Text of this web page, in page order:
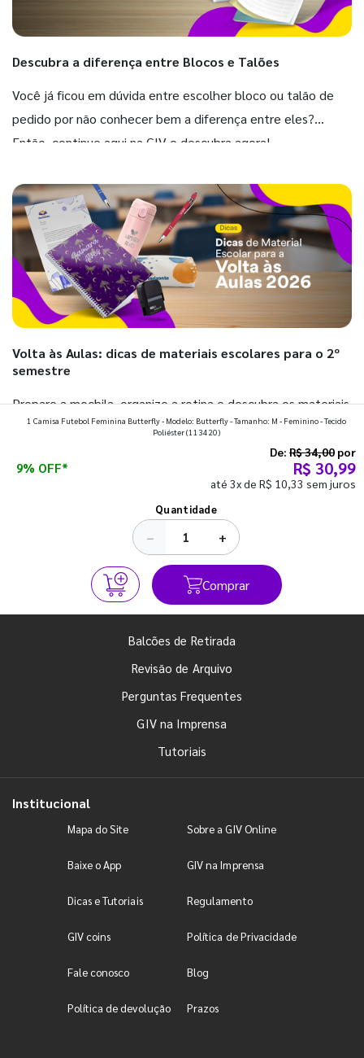
Descubra a diferença entre Blocos e Talões
Você já ficou em dúvida entre escolher bloco ou talão de
pedido por não conhecer bem a diferença entre eles?
Então, continue aqui na GIV e descubra agora!
Volta às Aulas: dicas de materiais escolares para o 2º
semestre
Prepare a mochila, organize a rotina e descubra os materiais
que fazem toda diferença para começar o segundo
1 Camisa Futebol Feminina Butterfly - Modelo: Butterfly - Tamanho: M - Feminino - Tecido
Poliéster(113420)
9% OFF*
De: R$ 34,00 por
R$ 30,99
até 3x de R$ 10,33 sem juros
Quantidade
− +
Comprar
Balcões de Retirada
Revisão de Arquivo
Perguntas Frequentes
GIV na Imprensa
Tutoriais
Institucional
Mapa do Site Sobre a GIV Online
Baixe o App GIV na Imprensa
Dicas e Tutoriais Regulamento
GIV coins Política de Privacidade
Fale conosco Blog
Política de devolução Prazos